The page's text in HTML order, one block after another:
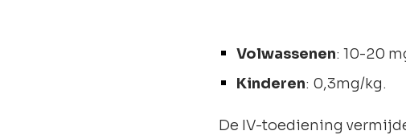
Volwassenen: 10-20
Kinderen: 0,3mg/kg.
De IV-toediening